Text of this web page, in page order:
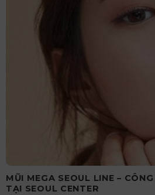
MŨI MEGA SEOUL LINE –
TẠI SEOUL CENTER